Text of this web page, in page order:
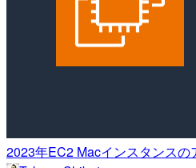
2023年EC2 Macインスタンスの